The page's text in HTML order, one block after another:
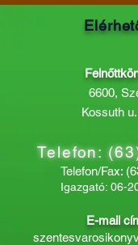
6600,
Kossuth
Telefon:
Telefon/Fax:
Igazgató: 06-
E-mail